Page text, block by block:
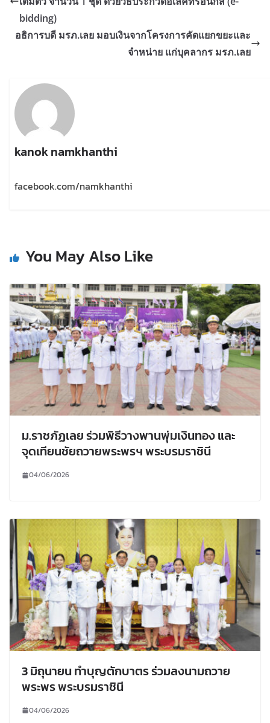
bidding)
อธิการบดี มรภ.เลย มอบเงินจากโครงการคัดแยกขยะและ
จำหน่าย แก่บุคลากร มรภ.เลย
kanok namkhanthi
facebook.com/namkhanthi
You May Also Like
ม.ราชภัฏเลย ร่วมพิธีวางพานพุ่มเงินทอง และ
จุดเทียนชัยถวายพระพรฯ พระบรมราชินี
04/06/2026
3 มิถุนายน ทำบุญตักบาตร ร่วมลงนามถวาย
พระพร พระบรมราชินี
04/06/2026